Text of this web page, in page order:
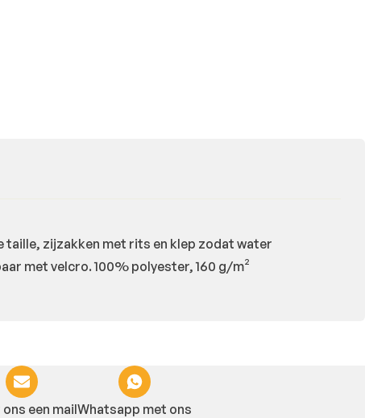
taille, zijzakken met rits en klep zodat water
met velcro. 100% polyester, 160 g/m²
een mailWhatsapp met ons